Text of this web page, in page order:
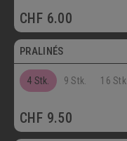
BACKWAREN
CHF 6.00
Postversand
PRALINÉS
4 Stk. 9 Stk. 16 Stk.
CHF 9.50